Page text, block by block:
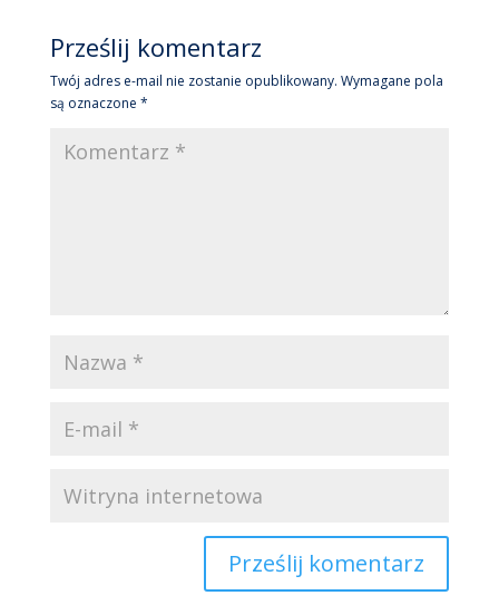
Prześlij komentarz
Twój adres e-mail nie zostanie opublikowany. Wymagane pola
są oznaczone *